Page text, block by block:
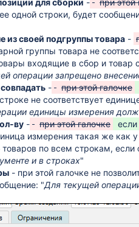
для сборки - при этой
одной строки, будет
из своей подгруппы товара -
группы товара не
входящие в сбор и
операции запрещено
- при этой галочке
не соответствует
единицы измерения
ву - при этой галочке
измерения такая же как
по всем строкам, если
и в строках"
- при этой галочке не
"Для текущей